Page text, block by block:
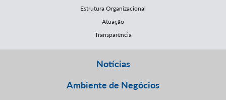
Estrutura Organizacional
Atuação
Transparência
Notícias
Ambiente de Negócios